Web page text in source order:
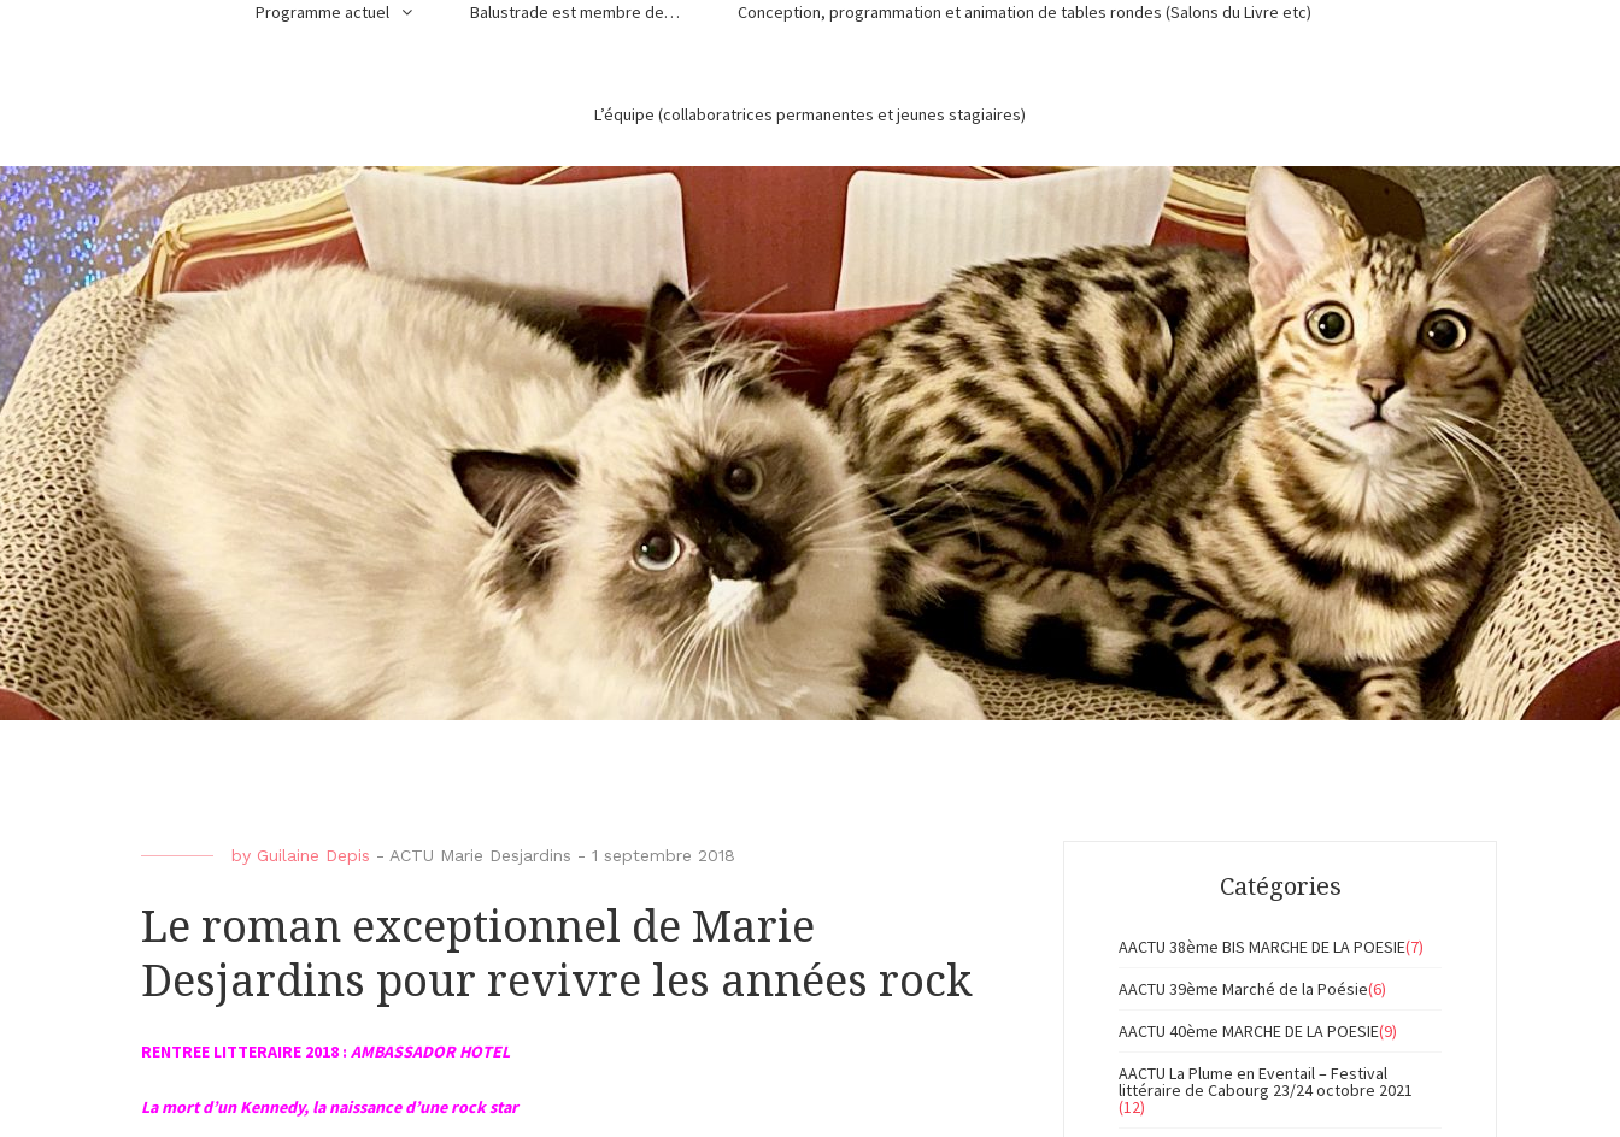
Programme actuel Balustrade est membre de… Conception, programmation et animation de tables rondes (Salons du Livre etc)
L’équipe (collaboratrices permanentes et jeunes stagiaires)
by Guilaine Depis - ACTU Marie Desjardins - 1 septembre 2018
Le roman exceptionnel de Marie
Desjardins pour revivre les années rock
RENTREE LITTERAIRE 2018 : AMBASSADOR HOTEL
La mort d’un Kennedy, la naissance d’une rock star
Catégories
AACTU 38ème BIS MARCHE DE LA POESIE(7)
AACTU 39ème Marché de la Poésie(6)
AACTU 40ème MARCHE DE LA POESIE(9)
AACTU La Plume en Eventail – Festival
littéraire de Cabourg 23/24 octobre 2021
(12)